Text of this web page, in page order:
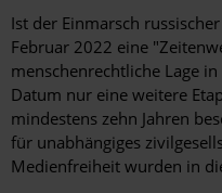
Ist der Einmarsch
Februar 2022 eine
menschenrechtliche Lage
Datum nur eine weitere
mindestens zehn Jahren
für unabhängiges
Medienfreiheit wurden in